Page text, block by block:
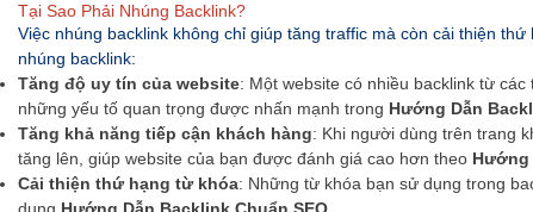
Tại Sao Phải Nhúng Backlink?
Việc nhúng backlink không chỉ giúp tăng traffic mà còn cải thiện
nhúng backlink:
Tăng độ uy tín của website: Một website có nhiều backlink từ
những yếu tố quan trọng được nhấn mạnh trong Hướng Dẫn
Tăng khả năng tiếp cận khách hàng: Khi người dùng trên trang
tăng lên, giúp website của bạn được đánh giá cao hơn theo Hướng
Cải thiện thứ hạng từ khóa: Những từ khóa bạn sử dụng trong